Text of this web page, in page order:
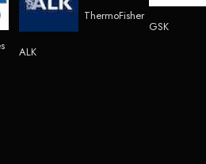
ALK
ThermoFisher
GSK